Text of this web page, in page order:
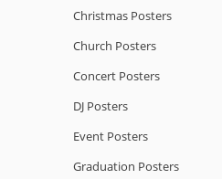
Christmas Posters
Church Posters
Concert Posters
DJ Posters
Event Posters
Graduation Posters